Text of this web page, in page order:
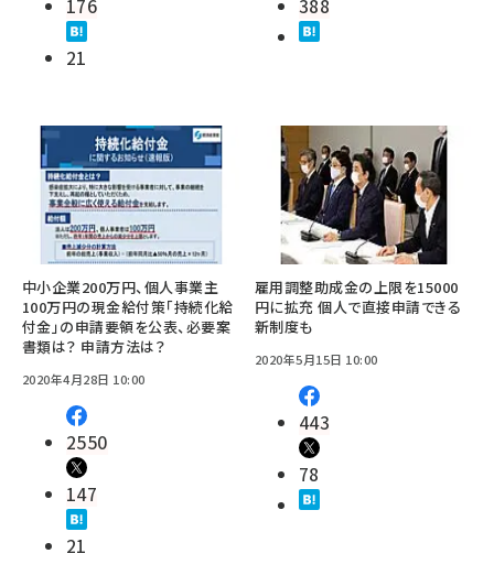
176
21
388
中小企業200万円、個人事業主
100万円の現金給付策「持続化給
付金」の申請要領を公表、必要案
書類は？ 申請方法は？
2020年4月28日 10:00
2550
147
21
雇用調整助成金の上限を15000
円に拡充 個人で直接申請できる
新制度も
2020年5月15日 10:00
443
78